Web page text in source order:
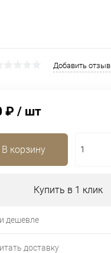
Добавить отзыв
₽ / шт
В корзину
Купить в 1 клик
дешевле
доставку